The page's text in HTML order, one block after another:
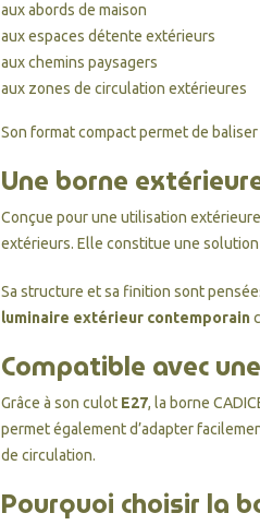
aux abords de maison
aux espaces détente extérieurs
aux chemins paysagers
aux zones de circulation extérieures
Son format compact permet de
Une borne
Conçue pour une utilisation
extérieurs. Elle constitue une
Sa structure et sa finition sont
luminaire extérieur contemporain
Compatible avec
Grâce à son culot E27, la borne
permet également d’adapter
de circulation.
Pourquoi choisir la